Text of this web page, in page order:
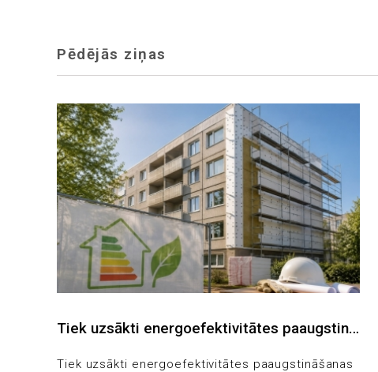
Pēdējās ziņas
Tiek uzsākti energoefektivitātes paaugstinā
alu ielā 11, Daugavpilī!
Tiek uzsākti energoefektivitātes paaugstināšanas